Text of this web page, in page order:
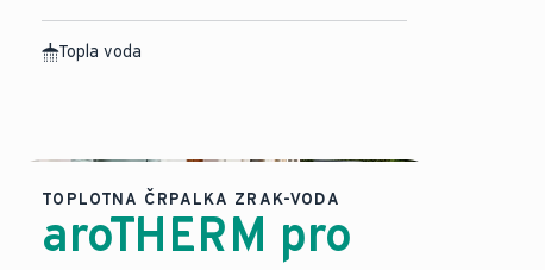
Topla voda
TOPLOTNA ČRPALKA ZRAK-VODA
aroTHERM pro